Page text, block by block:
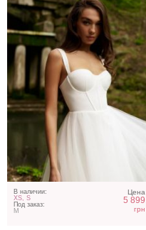
В наличии:
XS, S
Под заказ:
M
Цена
5 899
грн
Светлое атласное платье